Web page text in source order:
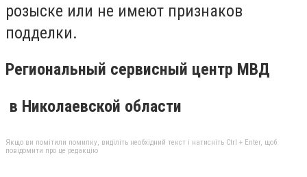
розыске или не имеют признаков
подделки.
Региональный сервисный центр МВД
в Николаевской области
Якщо ви помітили помилку, виділіть необхідний текст і натисніть Ctrl + Enter, щоб
повідомити про це редакцію